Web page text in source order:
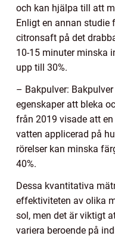
och kan hjälpa till att
Enligt en annan studie
citronsaft på det
10-15 minuter minska
upp till 30%.
– Bakpulver:
egenskaper att bleka
från 2019 visade att
vatten applicerad på
rörelser kan minska
40%.
Dessa kvantitativa
effektiviteten av olika
sol, men det är viktigt
variera beroende på